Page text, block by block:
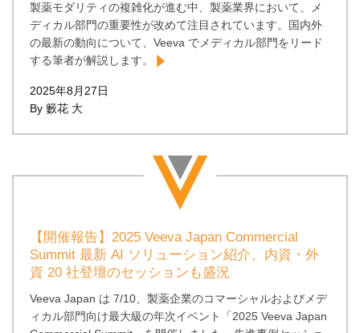
製薬モダリティの複雑化が進む中、製薬業界において、メ
ディカル部門の重要性が改めて注目されています。国内外
の最新の動向について、Veeva でメディカル部門をリード
する筆者が解説します。
2025年8月27日
By 籔花 大
【開催報告】2025 Veeva Japan Commercial
Summit 最新 AI ソリューション紹介、内資・外
資 20 社登壇のセッションも盛況
Veeva Japan は 7/10、製薬企業のコマーシャルおよびメデ
ィカル部門向け最大級の年次イベント「2025 Veeva Japan